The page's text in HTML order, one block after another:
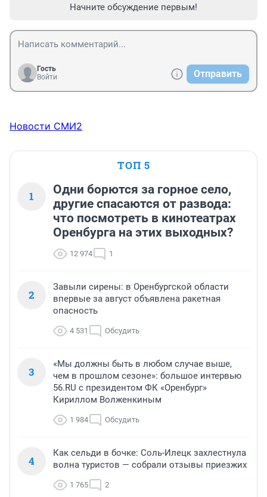
Начните обсуждение первым!
Гость
Войти
Отправить
Новости СМИ2
ТОП 5
1
Одни борются за горное село,
другие спасаются от развода:
что посмотреть в кинотеатрах
Оренбурга на этих выходных?
12 974 1
2
Завыли сирены: в Оренбургской области
впервые за август объявлена ракетная
опасность
4 531 Обсудить
3
«Мы должны быть в любом случае выше,
чем в прошлом сезоне»: большое интервью
56.RU с президентом ФК «Оренбург»
Кириллом Волженкиным
1 984 Обсудить
4
Как сельди в бочке: Соль-Илецк захлестнула
волна туристов — собрали отзывы приезжих
1 765 2